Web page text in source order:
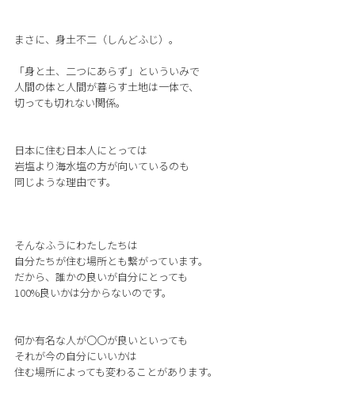
まさに、身土不二（しんどふじ）。
「身と土、二つにあらず」といういみで
人間の体と人間が暮らす土地は一体で、
切っても切れない関係。
日本に住む日本人にとっては
岩塩より海水塩の方が向いているのも
同じような理由です。
そんなふうにわたしたちは
自分たちが住む場所とも繋がっています。
だから、誰かの良いが自分にとっても
100%良いかは分からないのです。
何か有名な人が〇〇が良いといっても
それが今の自分にいいかは
住む場所によっても変わることがあります。